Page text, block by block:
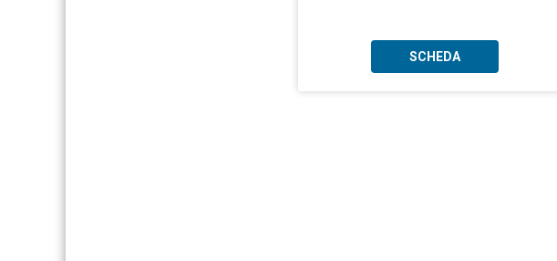
SCHEDA